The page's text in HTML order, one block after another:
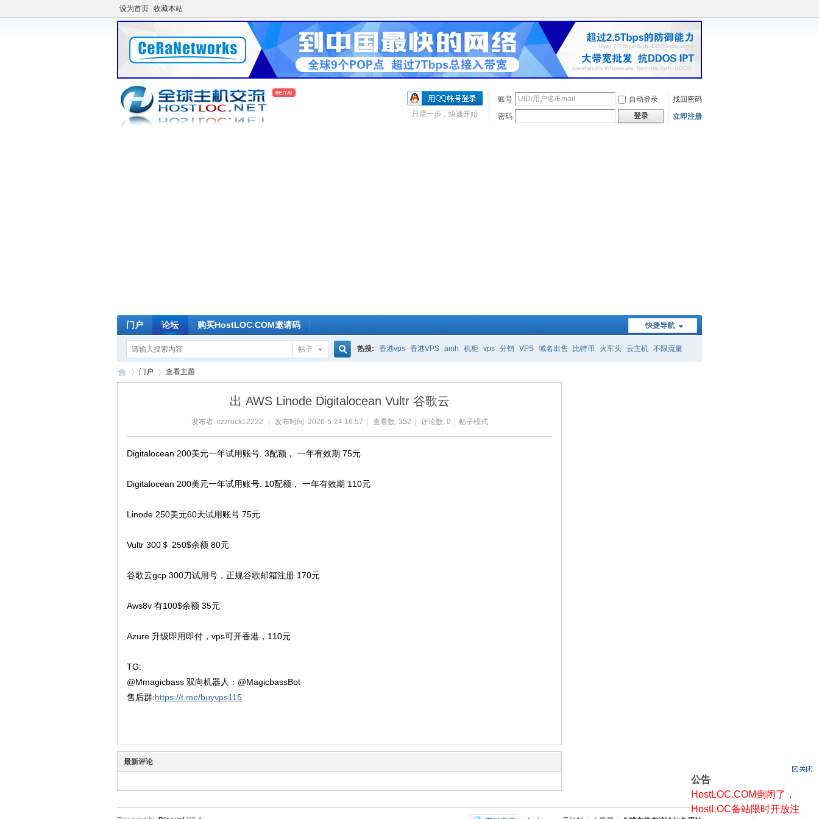
设为首页 收藏本站
账号 自动登录
找回密码
密码
登录 立即注册
只需一步，快速开始
快捷导航
门户 论坛 购买HostLOC.COM邀请码
帖子
索
热搜: 香港vps 香港VPS amh 机柜 vps 分销 VPS 域名出售 比特币 火车头 云主机 不限流量
机
门户 查看主题
出 AWS Linode Digitalocean Vultr 谷歌云
发布者: czzrock12222 发布时间: 2026-5-24 16:57 查看数: 352 评论数: 0 帖子模式
Digitalocean 200美元一年试用账号. 3配额， 一年有效期 75元
Digitalocean 200美元一年试用账号. 10配额， 一年有效期 110元
Linode 250美元60天试用账号 75元
Vultr 300＄ 250$余额 80元
谷歌云gcp 300刀试用号，正规谷歌邮箱注册 170元
Aws8v 有100$余额 35元
Azure 升级即用即付，vps可开香港，110元
TG:
@Mmagicbass 双向机器人：@MagicbassBot
售后群:https://t.me/buyvps115
最新评论
公告
HostLOC.COM倒闭了，
HostLOC备站限时开放注